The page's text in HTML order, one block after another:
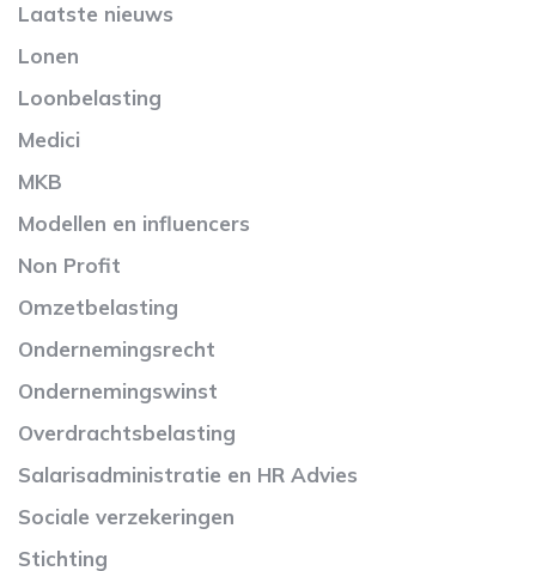
Laatste nieuws
Lonen
Loonbelasting
Medici
MKB
Modellen en influencers
Non Profit
Omzetbelasting
Ondernemingsrecht
Ondernemingswinst
Overdrachtsbelasting
Salarisadministratie en HR Advies
Sociale verzekeringen
Stichting